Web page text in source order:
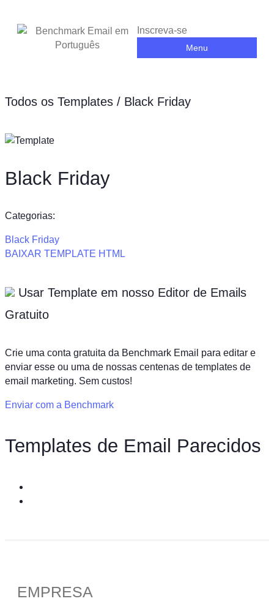
Inscreva-se
Menu
Todos os Templates / Black Friday
Black Friday
Categorias:
Black Friday
BAIXAR TEMPLATE HTML
Usar Template em nosso Editor de Emails
Gratuito
Crie uma conta gratuita da Benchmark Email para editar e
enviar esse ou uma de nossas centenas de templates de
email marketing. Sem custos!
Enviar com a Benchmark
Templates de Email Parecidos
EMPRESA